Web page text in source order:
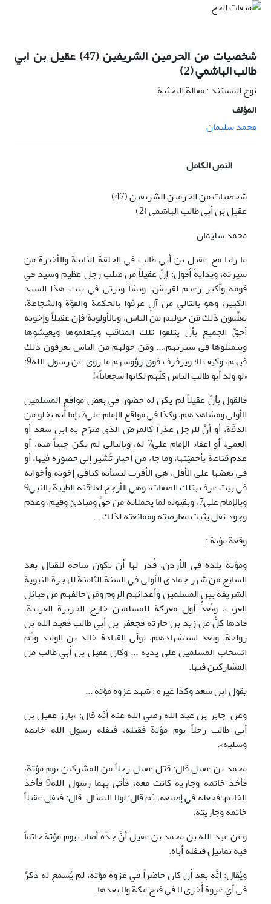
شخصیات من الحرمین الشریفین (47) عقیل بن ابي
طالب الهاشمي (2)
نوع المستند : مقالة البحثية
المؤلف
محمد سلیمان
النص الكامل
شخصيات من الحرمين الشريفين (47)
عقيل بن أبى طالب الهاشمى (2)
محمد سليمان
ما زلنا مع عقيل بن أبي طالب في الحلقة الثانية والأخيرة من
سيرته، وبدايةً أقول: إنَّ عقيلاً من صلب رجل عظيم وسيد في
قومه وأكبر زعيم لقريش، ونشأ وتربّى في بيت هذا السيد
الكبير، وهو بالتالي من آلٍ عرفوا بالحكمة والقوّة والشجاعة،
يعلِّمون ذلك مَن حولهم من الناس، وبالأولوية فإن عقيلاً وإخوته
أحقّ الجميع بأن يتلقوا تلك المناقب ويتعلموها ويعيشوها
ويتمثلوها في سيرتهم،... ومَن حولهم من الناس يعرفون ذلك
فيهم، وكيف لا؛ ويرفرف فوق رؤوسهم ما روي عن رسول الله9:
«لو ولد أبو طالب الناس كلّهم لكانوا شجعاناً»!
فالقول بأنَّ عقيلاً لم يكن له حضور في بعض مواقع المسلمين
الأولى ومشاهدهم، وكذا في مواقع الإمام عليٍّ7، إما أنه يخلو من
الدقّة، أو أنَّ للرجل عذراً كالمرض الذي صرّح به ابن سعد أو
العمى، أو اعفاء الإمام عليٍّ7 له، وبالتالي لم يكن جبناً منه، أو
عدم قناعة بأحقيّتها، وما جاء من أخبار تُشير إلى حضوره فيها، أو
في بعضها على الأقل، هي الأقرب لنشأته كباقي إخوته وأخواته
في بيت عرف بتلك الصفات، وهي الأرجح لعلاقته الطيبة بالنبيّ9
وبالإمام عليّ7، وبقبوله لما يحملانه من حقٍّ ومبادئ وقيم، وعدم
وجود نقل يثبت معارضته وممانعته لذلك ...
وقعة مؤتة :
ومؤتة بلدة في الأردن، قُدر لها أن تكون ساحة للقتال بعد
السابع من شهر جمادى الأولى في السنة الثامنة للهجرة النبوية
الشريفة بين المسلمين وأعدائهم الروم ومَن حالفهم من قبائل
العرب، وتُعدُّ أول معركة للمسلمين خارج الجزيرة العربية،
قادها كلٌّ من زيد بن حارثة فجعفر بن أبي طالب فعبد الله بن
رواحة. وبعد استشهادهم، تولّى القيادة خالد بن الوليد وتَّم
انسحاب المسلمين على يديه ... وكان عقيل بن أبي طالب من
المشاركين فيها.
يقول ابن سعد وكذا غيره : شهد غزوة مؤتة ...
وعن جابر بن عبد الله رضي الله عنه أنَّه قال: «بارز عقيل بن
أبي طالب رجلاً يوم مؤتة فقتله، فنفله رسول الله خاتمه
وسلبه».
محمد بن عقيل قال: قتل عقيل رجلاً من المشركين يوم مؤتة،
فأخذ خاتمه وجارية كانت معه، فأتى بهما رسول الله9 فأخذ
الخاتم، فجعله في إصبعه، ثم قال: لولا التمثال. قال: فنفل عقيلاً
خاتمه وجاريته.
وعن عبد الله بن محمد بن عقيل أنَّ جدَّه أصاب يوم مؤتة خاتماً
فيه تماثيل فنفله أباه.
ويُقال: إنَّه بعد أن كان حاضراً في غزوة مؤتة، لم يُسمع له ذكرٌ
في أي غزوة أُخرى لا في فتح مكة ولا بعدها.